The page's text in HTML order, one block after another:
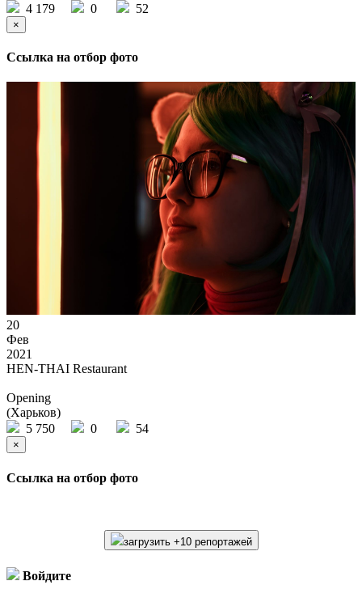
4 179
0 52
×
Ссылка на отбор фото
20
Фев
2021
HEN-THAI Restaurant
Opening
(Харьков)
5 750
0 54
×
Ссылка на отбор фото
загрузить +10 репортажей
Войдите